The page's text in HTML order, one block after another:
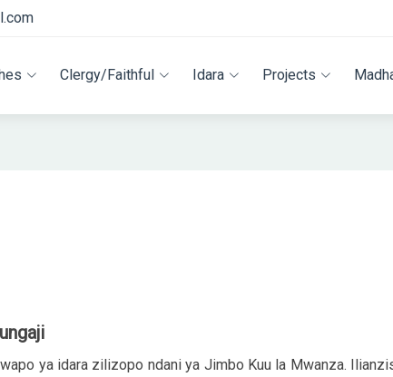
Clergy/Faithful Idara Projects
ya idara zilizopo ndani ya Jimbo Kuu la Mwanza.